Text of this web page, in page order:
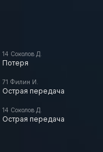
14 Соколов Д.
Потеря
71 Филин И.
Острая передача
14 Соколов Д.
Острая передача